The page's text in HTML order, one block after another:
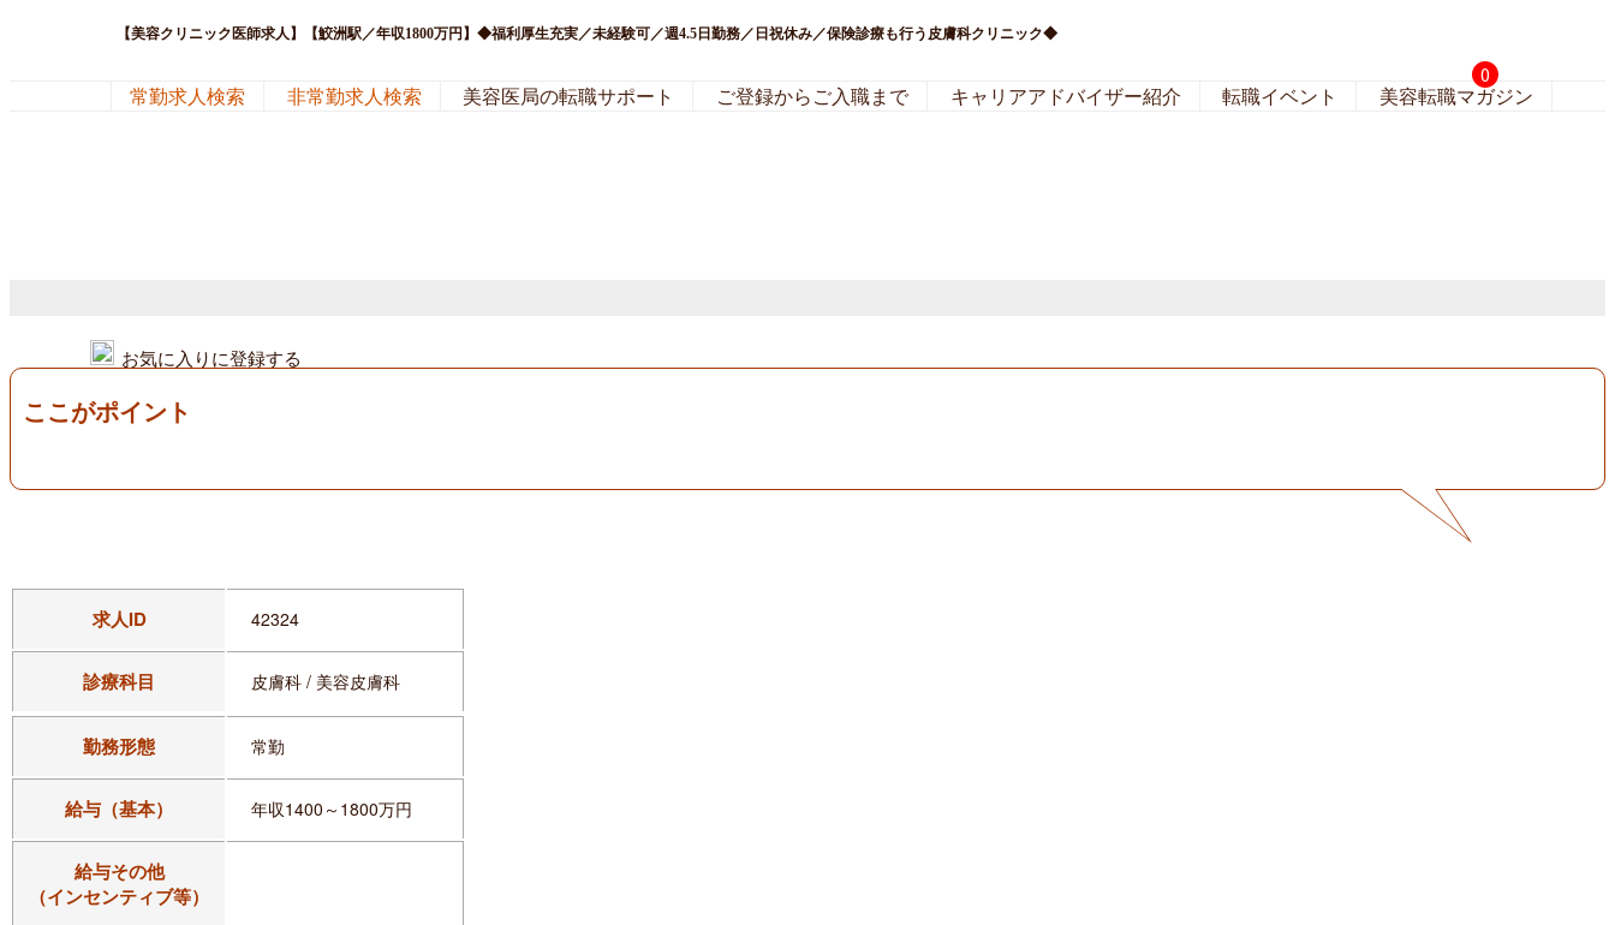
【美容クリニック医師求人】【鮫洲駅／年収1800万円】◆福利厚生充実／未経験可／週4.5日勤務／日祝休み／保険診療も行う皮膚科クリニック◆
0
常勤求人検索 非常勤求人検索 美容医局の転職サポート ご登録からご入職まで キャリアアドバイザー紹介 転職イベント 美容転職マガジン
お気に入りに登録する
ここがポイント
求人ID 42324
診療科目 皮膚科 / 美容皮膚科
勤務形態 常勤
給与（基本） 年収1400～1800万円
給与その他
（インセンティブ等）